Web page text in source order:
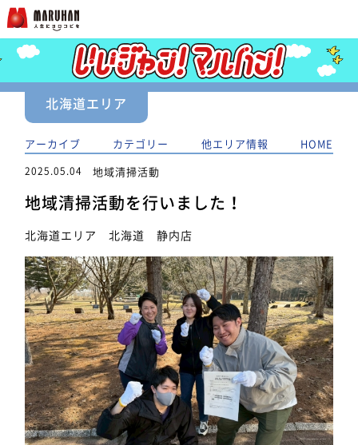
北海道エリア
アーカイブ カテゴリー 他エリア情報 HOME
2025.05.04 地域清掃活動
地域清掃活動を行いました！
北海道エリア 北海道 静内店